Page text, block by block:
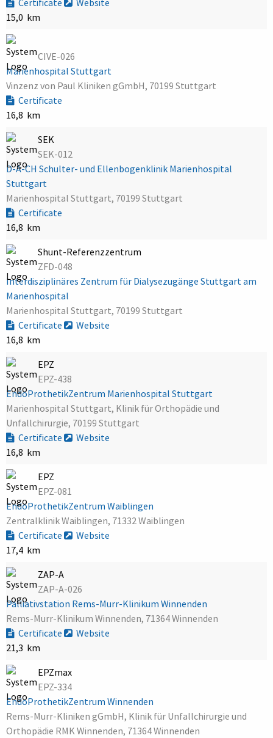
15,0 km
CIVE-026
Marienhospital Stuttgart
Vinzenz von Paul Kliniken gGmbH, 70199 Stuttgart
Certificate
16,8 km
SEK
SEK-012
D-A-CH Schulter- und Ellenbogenklinik Marienhospital
Stuttgart
Marienhospital Stuttgart, 70199 Stuttgart
Certificate
16,8 km
Shunt-Referenzzentrum
ZFD-048
Interdisziplinäres Zentrum für Dialysezugänge Stuttgart am
Marienhospital
Marienhospital Stuttgart, 70199 Stuttgart
Certificate
Website
16,8 km
EPZ
EPZ-438
EndoProthetikZentrum Marienhospital Stuttgart
Marienhospital Stuttgart, Klinik für Orthopädie und
Unfallchirurgie, 70199 Stuttgart
Certificate
Website
16,8 km
EPZ
EPZ-081
EndoProthetikZentrum Waiblingen
Zentralklinik Waiblingen, 71332 Waiblingen
Certificate
Website
17,4 km
ZAP-A
ZAP-A-026
Palliativstation Rems-Murr-Klinikum Winnenden
Rems-Murr-Klinikum Winnenden, 71364 Winnenden
Certificate
Website
21,3 km
EPZmax
EPZ-334
EndoProthetikZentrum Winnenden
Rems-Murr-Kliniken gGmbH, Klinik für Unfallchirurgie und
Orthopädie RMK Winnenden, 71364 Winnenden